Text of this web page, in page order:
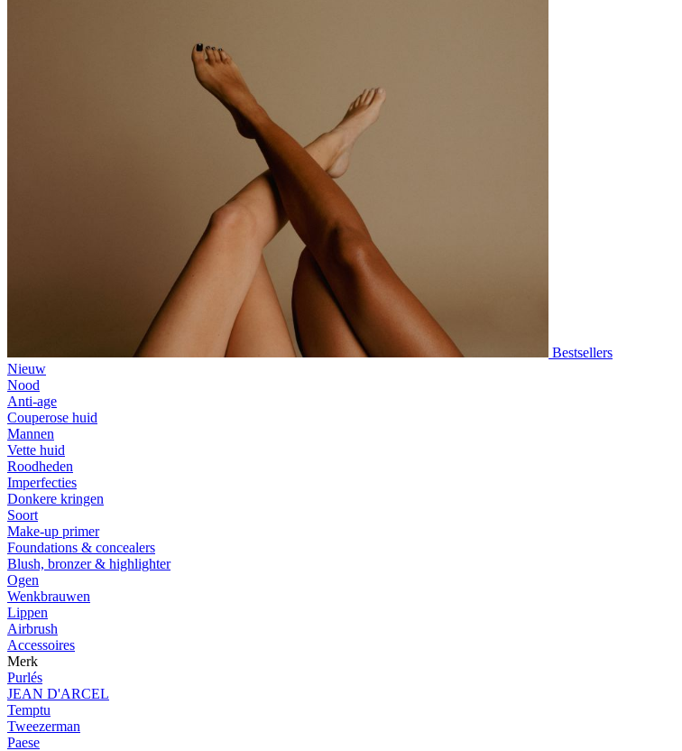
Bestsellers
Nieuw
Nood
Anti-age
Couperose huid
Mannen
Vette huid
Roodheden
Imperfecties
Donkere kringen
Soort
Make-up primer
Foundations & concealers
Blush, bronzer & highlighter
Ogen
Wenkbrauwen
Lippen
Airbrush
Accessoires
Merk
Purlés
JEAN D'ARCEL
Temptu
Tweezerman
Paese